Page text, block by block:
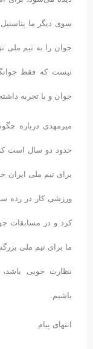
سوی دیگر ما پتاسنیل
جوان را به تیم ملی
نیست که فقط
جوان و با تجربه
میرمهدی درباره
حدود دو سال است
برای تیم ملی ایران
ورزشی کار در رده
کرد و در مسابقات
نظارت خوبی باشد،
باشیم.
انتهای پیام